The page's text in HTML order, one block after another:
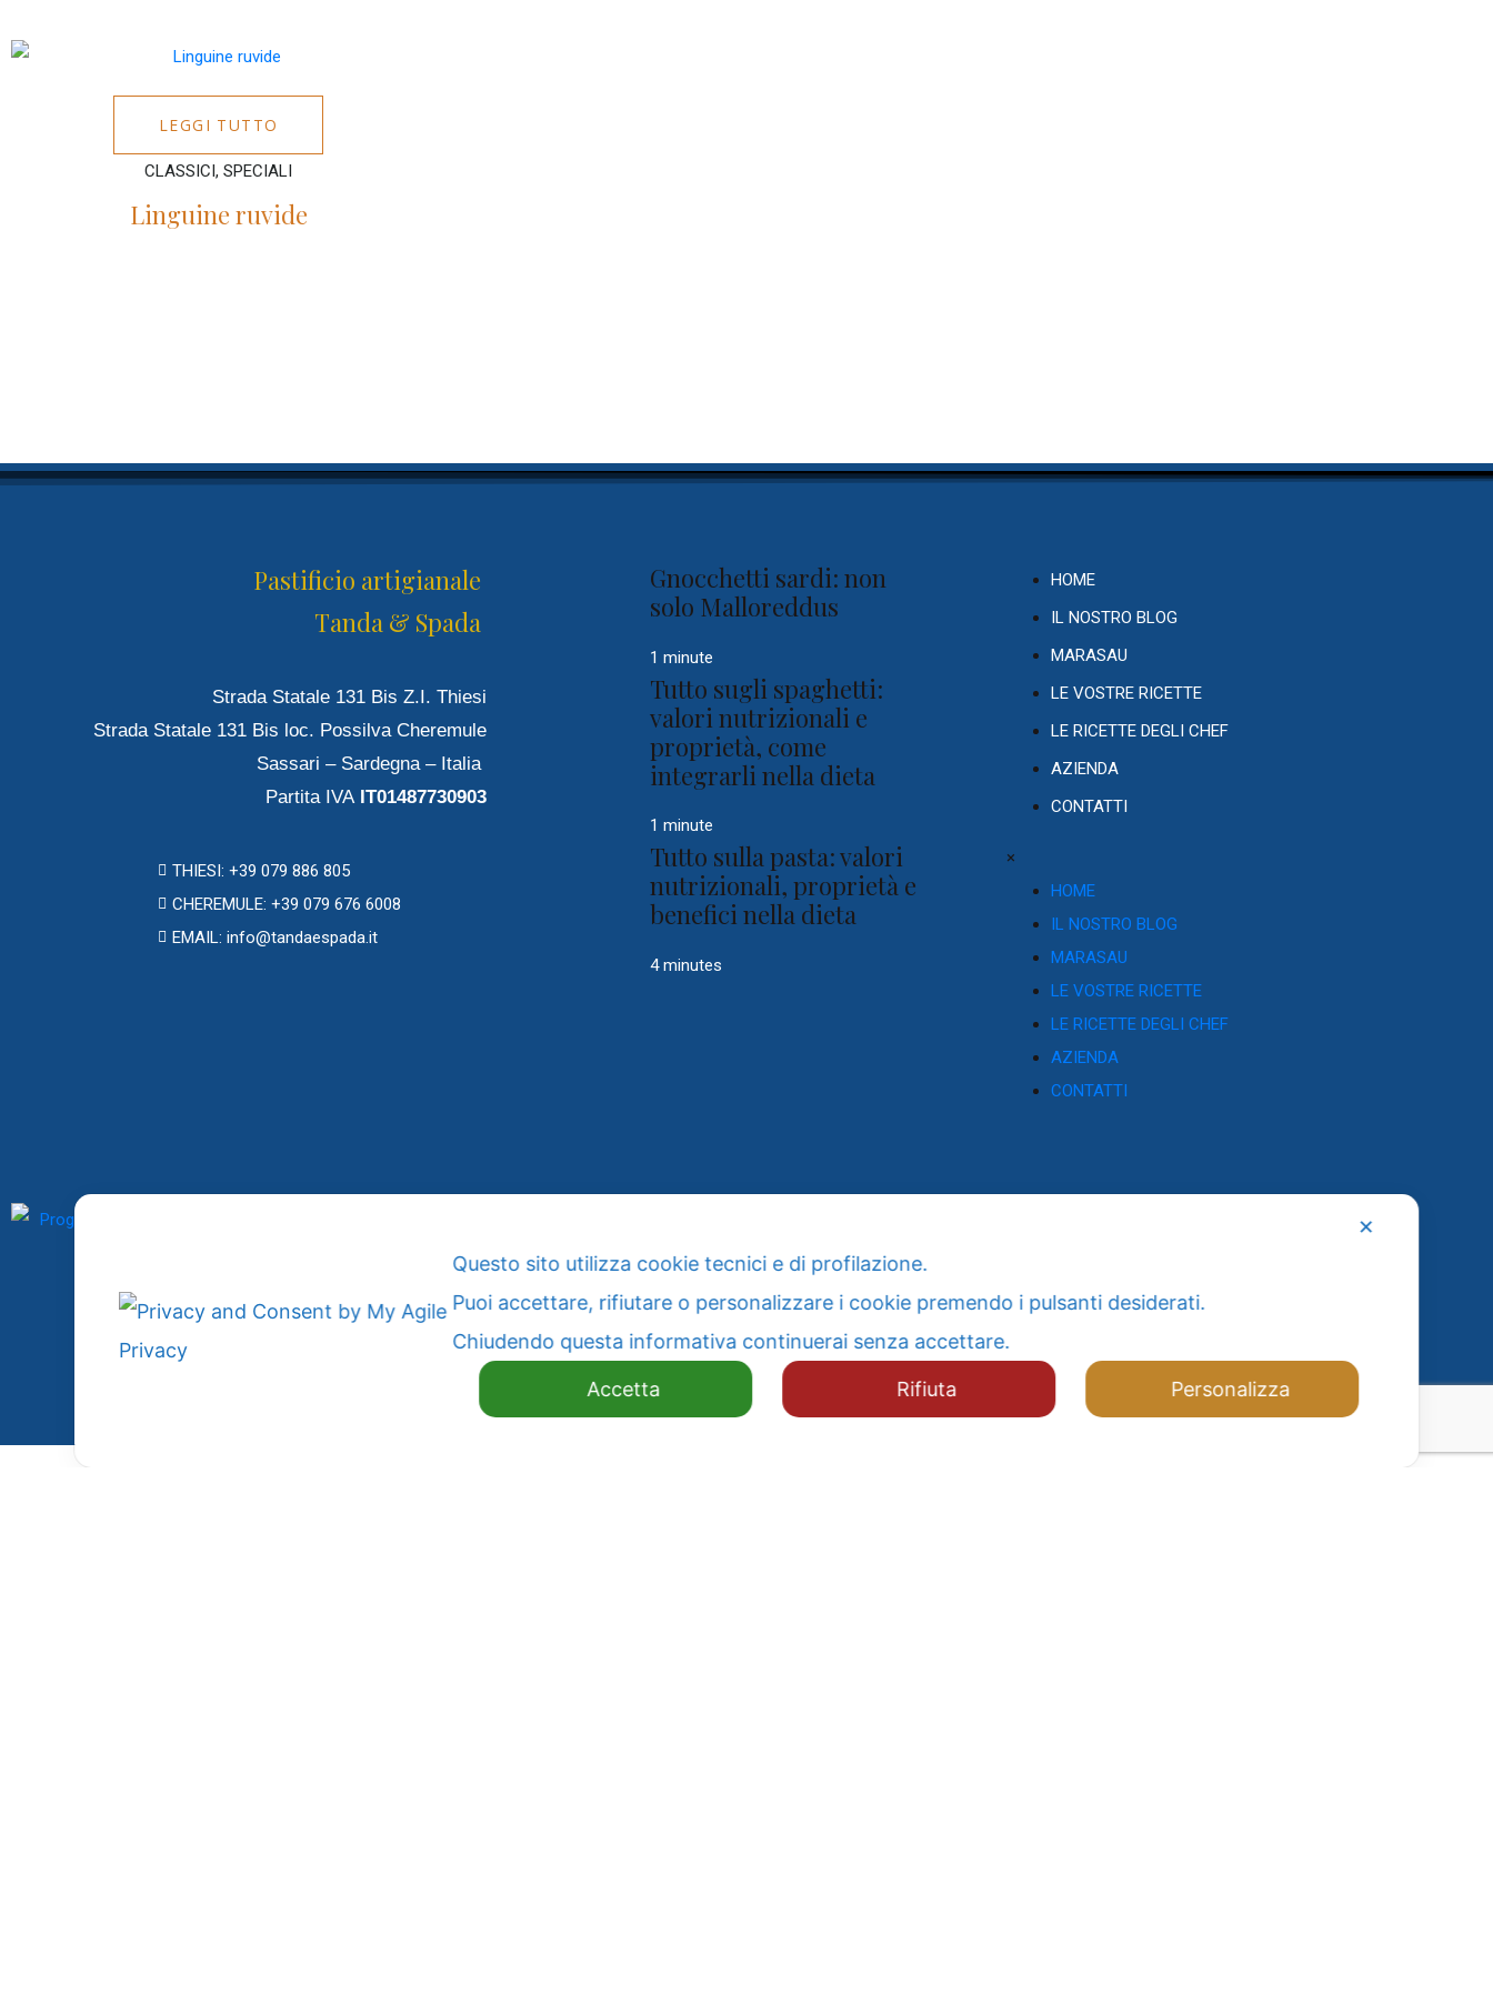
LEGGI TUTTO
CLASSICI, SPECIALI
Linguine ruvide
Pastificio artigianale
Tanda & Spada
Strada Statale 131 Bis Z.I. Thiesi
Strada Statale 131 Bis loc. Possilva Cheremule
Sassari – Sardegna – Italia
Partita IVA IT01487730903
THIESI: +39 079 886 805
CHEREMULE: +39 079 676 6008
EMAIL: info@tandaespada.it
Gnocchetti sardi: non
solo Malloreddus
1 minute
Tutto sugli spaghetti:
valori nutrizionali e
proprietà, come
integrarli nella dieta
1 minute
Tutto sulla pasta: valori
nutrizionali, proprietà e
benefici nella dieta
4 minutes
HOME
IL NOSTRO BLOG
MARASAU
LE VOSTRE RICETTE
LE RICETTE DEGLI CHEF
AZIENDA
CONTATTI
×
HOME
IL NOSTRO BLOG
MARASAU
LE VOSTRE RICETTE
LE RICETTE DEGLI CHEF
AZIENDA
CONTATTI
© 2026ALL RIGHTS RESERVED
PRIVACY POLICY E COOKIE (GDPR)
✕
Questo sito utilizza cookie tecnici e di profilazione.
Puoi accettare, rifiutare o personalizzare i cookie premendo i pulsanti desiderati.
Chiudendo questa informativa continuerai senza accettare.
Accetta Rifiuta Personalizza